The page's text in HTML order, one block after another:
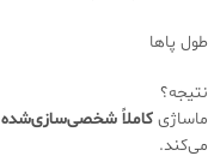
طول پاها
نتیجه؟
ماساژی کاملاً شخصی‌سازی‌شده
می‌کند.